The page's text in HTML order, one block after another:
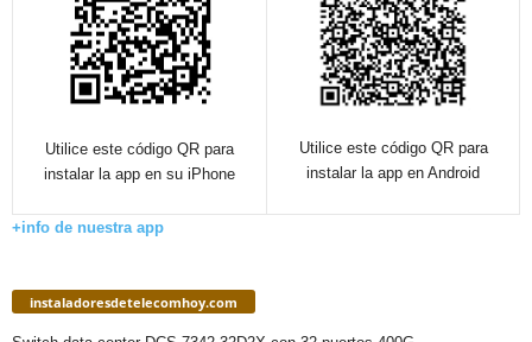
Utilice este código QR para
instalar la app en su iPhone
Utilice este código QR para
instalar la app en Android
+info de nuestra app
instaladoresdetelecomhoy.com